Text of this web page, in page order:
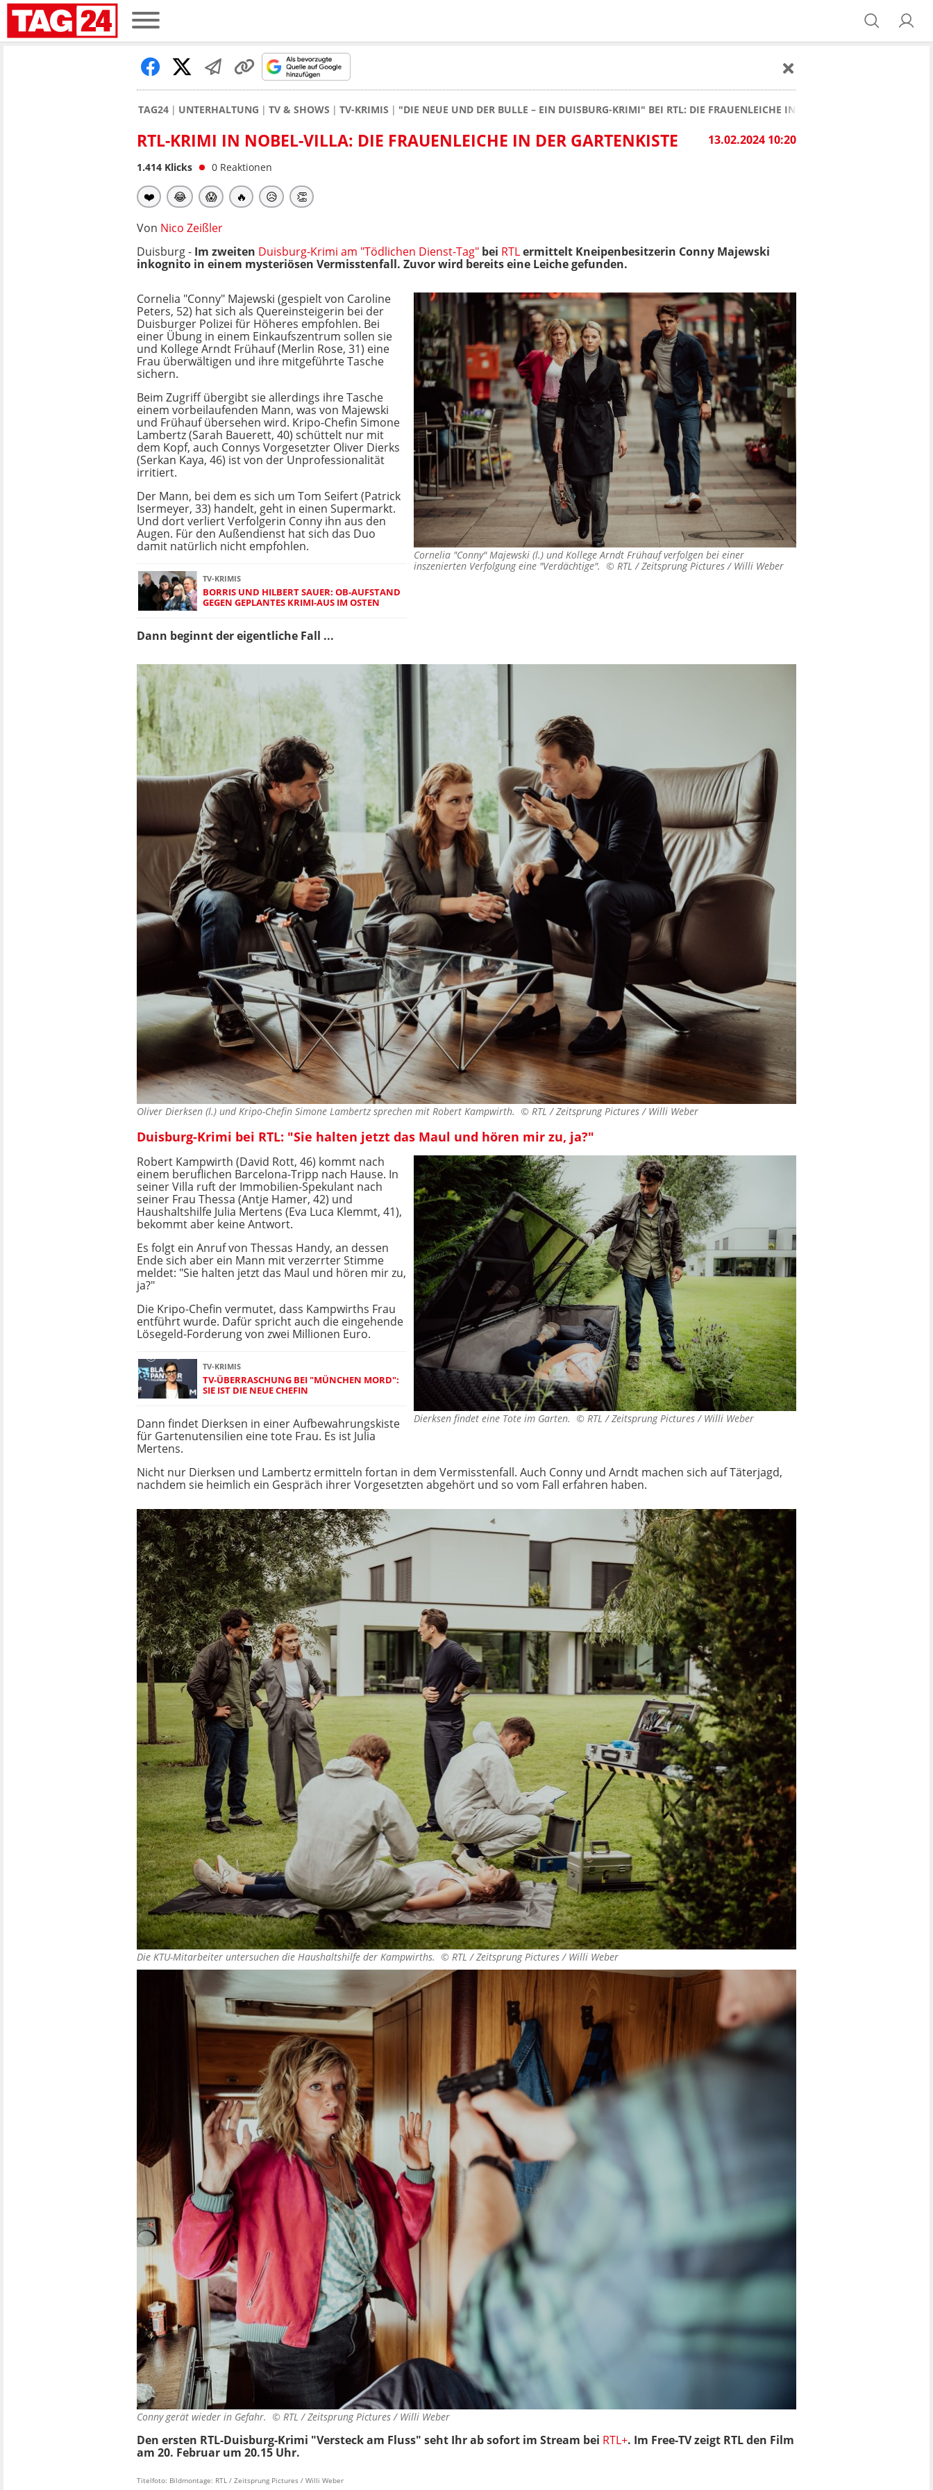
TAG24 UNTERHALTUNG TV & SHOWS TV-KRIMIS "DIE NEUE UND DER BULLE – EIN DUISBURG-KRIMI" BEI RTL: DIE FRAUENLEICHE IN DER GARTENKISTE
13.02.2024 10:20
RTL-KRIMI IN NOBEL-VILLA: DIE FRAUENLEICHE IN DER GARTENKISTE
1.414 Klicks 0 Reaktionen
❤️ 😂 😱 🔥 😥 👏
Von Nico Zeißler
Duisburg - Im zweiten Duisburg-Krimi am "Tödlichen Dienst-Tag" bei RTLermittelt Kneipenbesitzerin Conny Majewski
inkognito in einem mysteriösen Vermisstenfall. Zuvor wird bereits eine Leiche gefunden.
Cornelia "Conny" Majewski (l.) und Kollege Arndt Frühauf verfolgen bei einer
inszenierten Verfolgung eine "Verdächtige". © RTL / Zeitsprung Pictures / Willi Weber
Cornelia "Conny" Majewski (gespielt von Caroline
Peters, 52) hat sich als Quereinsteigerin bei der
Duisburger Polizei für Höheres empfohlen. Bei
einer Übung in einem Einkaufszentrum sollen sie
und Kollege Arndt Frühauf (Merlin Rose, 31) eine
Frau überwältigen und ihre mitgeführte Tasche
sichern.
Beim Zugriff übergibt sie allerdings ihre Tasche
einem vorbeilaufenden Mann, was von Majewski
und Frühauf übersehen wird. Kripo-Chefin Simone
Lambertz (Sarah Bauerett, 40) schüttelt nur mit
dem Kopf, auch Connys Vorgesetzter Oliver Dierks
(Serkan Kaya, 46) ist von der Unprofessionalität
irritiert.
Der Mann, bei dem es sich um Tom Seifert (Patrick
Isermeyer, 33) handelt, geht in einen Supermarkt.
Und dort verliert Verfolgerin Conny ihn aus den
Augen. Für den Außendienst hat sich das Duo
damit natürlich nicht empfohlen.
TV-KRIMIS
BORRIS UND HILBERT SAUER: OB-AUFSTAND
GEGEN GEPLANTES KRIMI-AUS IM OSTEN
Dann beginnt der eigentliche Fall ...
Oliver Dierksen (l.) und Kripo-Chefin Simone Lambertz sprechen mit Robert Kampwirth. © RTL / Zeitsprung Pictures / Willi Weber
Duisburg-Krimi bei RTL: "Sie halten jetzt das Maul und hören mir zu, ja?"
Dierksen findet eine Tote im Garten. © RTL / Zeitsprung Pictures / Willi Weber
Robert Kampwirth (David Rott, 46) kommt nach
einem beruflichen Barcelona-Tripp nach Hause. In
seiner Villa ruft der Immobilien-Spekulant nach
seiner Frau Thessa (Antje Hamer, 42) und
Haushaltshilfe Julia Mertens (Eva Luca Klemmt, 41),
bekommt aber keine Antwort.
Es folgt ein Anruf von Thessas Handy, an dessen
Ende sich aber ein Mann mit verzerrter Stimme
meldet: "Sie halten jetzt das Maul und hören mir zu,
ja?"
Die Kripo-Chefin vermutet, dass Kampwirths Frau
entführt wurde. Dafür spricht auch die eingehende
Lösegeld-Forderung von zwei Millionen Euro.
TV-KRIMIS
TV-ÜBERRASCHUNG BEI "MÜNCHEN MORD":
SIE IST DIE NEUE CHEFIN
Dann findet Dierksen in einer Aufbewahrungskiste
für Gartenutensilien eine tote Frau. Es ist Julia
Mertens.
Nicht nur Dierksen und Lambertz ermitteln fortan in dem Vermisstenfall. Auch Conny und Arndt machen sich auf Täterjagd,
nachdem sie heimlich ein Gespräch ihrer Vorgesetzten abgehört und so vom Fall erfahren haben.
Die KTU-Mitarbeiter untersuchen die Haushaltshilfe der Kampwirths. © RTL / Zeitsprung Pictures / Willi Weber
Conny gerät wieder in Gefahr. © RTL / Zeitsprung Pictures / Willi Weber
Den ersten RTL-Duisburg-Krimi "Versteck am Fluss" seht Ihr ab sofort im Stream bei RTL+. Im Free-TV zeigt RTL den Film
am 20. Februar um 20.15 Uhr.
Titelfoto: Bildmontage: RTL / Zeitsprung Pictures / Willi Weber